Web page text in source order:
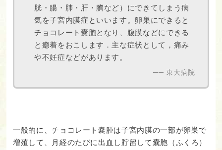
胱・腸・肺・肝・臍など）にできてしまう病
気を子宮内膜症といいます。卵巣にできると
チョコレート嚢胞となり、腹膜などにできる
と癒着をおこします．主な症状として，痛み
や不妊症などがあります。
東大病院
一般的に、チョコレート嚢腫は子宮内膜の一部が卵巣で
増殖して、月経のたびに出血し貯留して囊胞（ふくろ）